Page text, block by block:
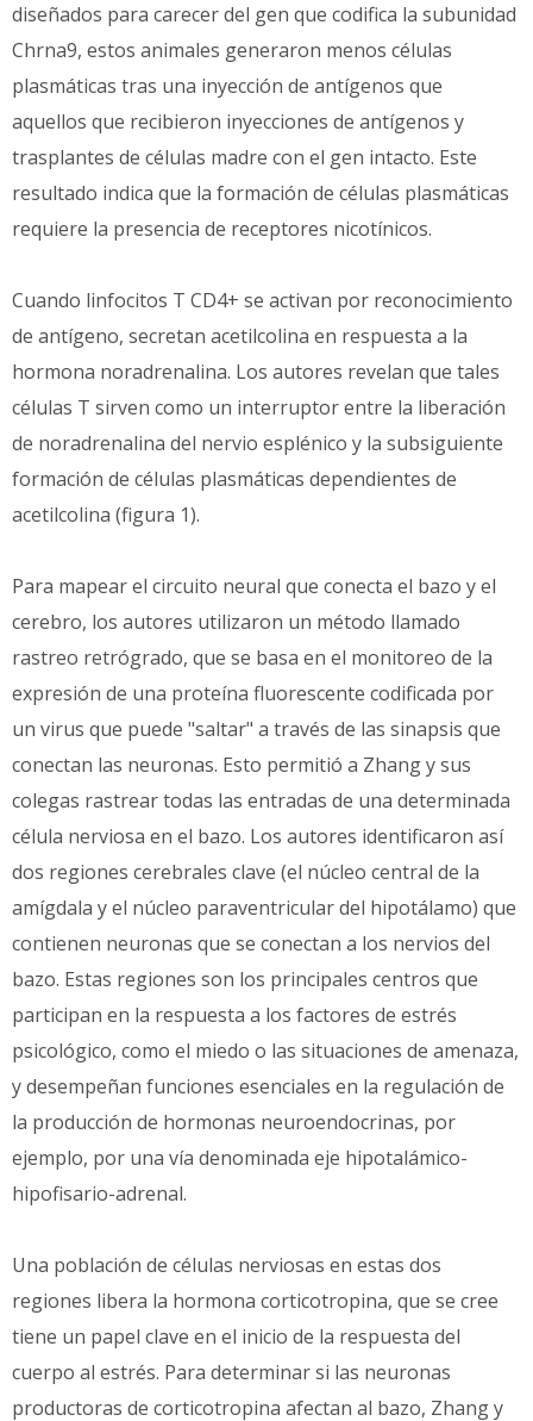
diseñados para carecer del gen que codifica la subunidad
Chrna9, estos animales generaron menos células
plasmáticas tras una inyección de antígenos que
aquellos que recibieron inyecciones de antígenos y
trasplantes de células madre con el gen intacto. Este
resultado indica que la formación de células plasmáticas
requiere la presencia de receptores nicotínicos.
Cuando linfocitos T CD4+ se activan por reconocimiento
de antígeno, secretan acetilcolina en respuesta a la
hormona noradrenalina. Los autores revelan que tales
células T sirven como un interruptor entre la liberación
de noradrenalina del nervio esplénico y la subsiguiente
formación de células plasmáticas dependientes de
acetilcolina (figura 1).
Para mapear el circuito neural que conecta el bazo y el
cerebro, los autores utilizaron un método llamado
rastreo retrógrado, que se basa en el monitoreo de la
expresión de una proteína fluorescente codificada por
un virus que puede "saltar" a través de las sinapsis que
conectan las neuronas. Esto permitió a Zhang y sus
colegas rastrear todas las entradas de una determinada
célula nerviosa en el bazo. Los autores identificaron así
dos regiones cerebrales clave (el núcleo central de la
amígdala y el núcleo paraventricular del hipotálamo) que
contienen neuronas que se conectan a los nervios del
bazo. Estas regiones son los principales centros que
participan en la respuesta a los factores de estrés
psicológico, como el miedo o las situaciones de amenaza,
y desempeñan funciones esenciales en la regulación de
la producción de hormonas neuroendocrinas, por
ejemplo, por una vía denominada eje hipotalámico-
hipofisario-adrenal.
Una población de células nerviosas en estas dos
regiones libera la hormona corticotropina, que se cree
tiene un papel clave en el inicio de la respuesta del
cuerpo al estrés. Para determinar si las neuronas
productoras de corticotropina afectan al bazo, Zhang y